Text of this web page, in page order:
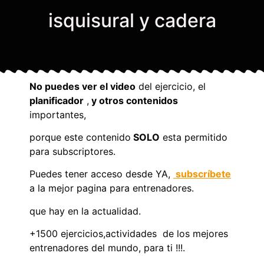
isquisural y cadera
No puedes ver el video del ejercicio, el
planificador , y otros contenidos
importantes,
porque este contenido SOLO esta permitido
para subscriptores.
Puedes tener acceso desde YA, subscríbete
a la mejor pagina para entrenadores.
que hay en la actualidad.
+1500 ejercicios,actividades de los mejores
entrenadores del mundo, para ti !!!.